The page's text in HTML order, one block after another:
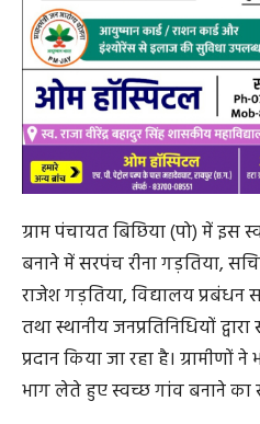
ग्राम पंचायत बिछिया (पो) में इस
बनाने में सरपंच रीना गड़तिया,
राजेश गड़तिया, विद्यालय प्रबंधन
तथा स्थानीय जनप्रतिनिधियों
प्रदान किया जा रहा है। ग्रामीणों
भाग लेते हुए स्वच्छ गांव बनाने का